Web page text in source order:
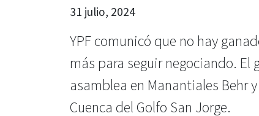
31 julio, 2024
YPF comunicó que no hay
más para seguir negociando.
asamblea en Manantiales Behr
Cuenca del Golfo San Jorge.